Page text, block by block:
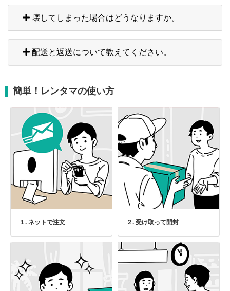
壊してしまった場合はどうなりますか。
配送と返送について教えてください。
簡単！レンタマの使い方
１. ネットで注文 ２. 受け取って開封